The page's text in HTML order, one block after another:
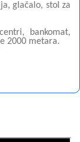
glačalo, stol za
bankomat,
2000 metara.